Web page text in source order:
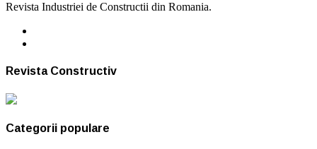
Revista Industriei de Constructii din Romania.
Revista Constructiv
Categorii populare